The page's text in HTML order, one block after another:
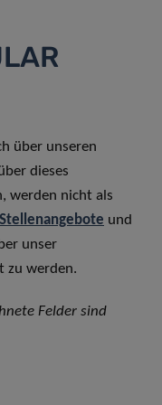
über unseren
dieses
werden nicht als
Stellenangebote und
unser
zu werden.
Felder sind